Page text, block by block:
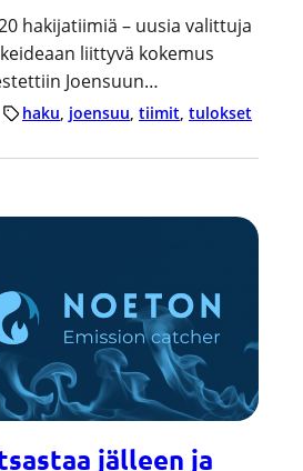
hakijatiimiä – uusia valittuja
liittyvä kokemus
Joensuun…
haku, joensuu, tiimit, tulokset
jälleen ja